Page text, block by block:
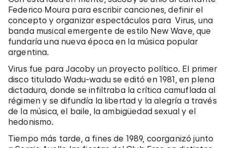
Federico Moura para escribir canciones, definir el
concepto y organizar espectáculos para Virus, una
banda musical emergente de estilo New Wave, que
fundaría una nueva época en la música popular
argentina.
Virus fue para Jacoby un proyecto político. El primer
disco titulado Wadu-wadu se editó en 1981, en plena
dictadura, donde se infiltraba la crítica camuflada al
régimen y se difundía la libertad y la alegría a través
de la música, el baile, la ambigüedad sexual y el
hedonismo.
Tiempo más tarde, a fines de 1989, coorganizó junto